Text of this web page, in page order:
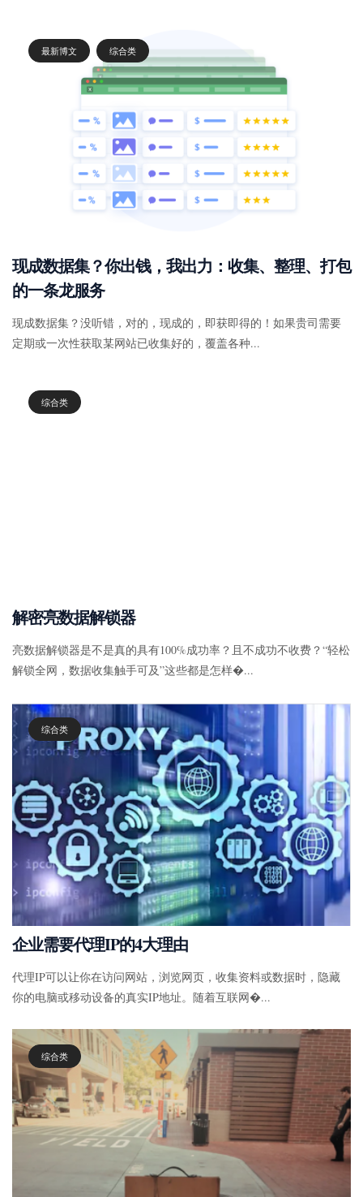
最新博文 综合类
现成数据集？你出钱，我出力：收集、整理、打包
的一条龙服务
现成数据集？没听错，对的，现成的，即获即得的！如果贵司需要
定期或一次性获取某网站已收集好的，覆盖各种...
综合类
解密亮数据解锁器
亮数据解锁器是不是真的具有100%成功率？且不成功不收费？“轻松
解锁全网，数据收集触手可及”这些都是怎样�...
综合类
企业需要代理IP的4大理由
代理IP可以让你在访问网站，浏览网页，收集资料或数据时，隐藏
你的电脑或移动设备的真实IP地址。随着互联网�...
综合类